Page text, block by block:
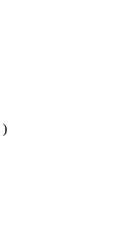
)